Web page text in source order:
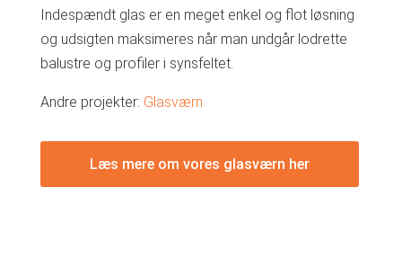
Indespændt glas er en meget enkel og flot løsning
og udsigten maksimeres når man undgår lodrette
balustre og profiler i synsfeltet.
Andre projekter: Glasværn
Læs mere om vores glasværn her